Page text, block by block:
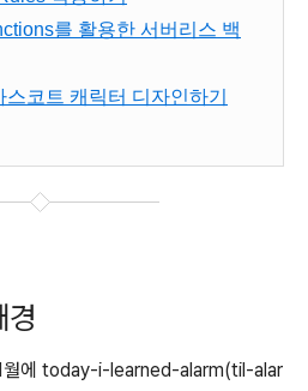
를 활용한 서버리스 백
코트 캐릭터 디자인하기
경
월에 today-i-learned-alarm(til-alar